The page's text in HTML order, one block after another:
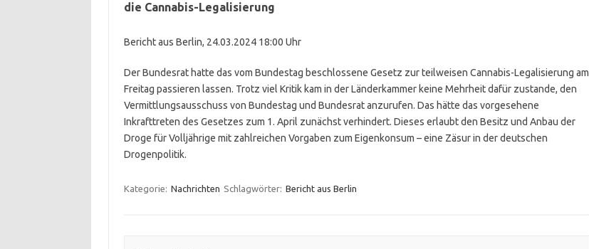
die Cannabis-Legalisierung
Bericht aus Berlin, 24.03.2024 18:00 Uhr
Der Bundesrat hatte das vom Bundestag beschlossene Gesetz zur teilweisen Cannabis-Legalisierung am
Freitag passieren lassen. Trotz viel Kritik kam in der Länderkammer keine Mehrheit dafür zustande, den
Vermittlungsausschuss von Bundestag und Bundesrat anzurufen. Das hätte das vorgesehene
Inkrafttreten des Gesetzes zum 1. April zunächst verhindert. Dieses erlaubt den Besitz und Anbau der
Droge für Volljährige mit zahlreichen Vorgaben zum Eigenkonsum – eine Zäsur in der deutschen
Drogenpolitik.
Kategorie: Nachrichten Schlagwörter: Bericht aus Berlin